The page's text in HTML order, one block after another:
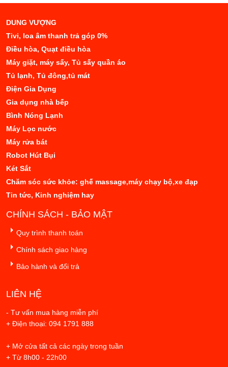
DUNG VƯỢNG
Tivi, loa âm thanh trả góp 0%
Điều hòa, Quạt điều hòa
Máy giặt, máy sấy, Tủ sấy quần áo
Tủ lạnh, Tủ đông,tủ mát
Điện Gia Dụng
Gia dụng nhà bếp
Bình Nóng Lạnh
Máy Lọc nước
Máy rửa bát
Robot Hút Bụi
Két Sắt
Chăm sóc sức khỏe: ghế massage,máy chạy bộ,xe đạp
Tin tức, Kinh nghiệm hay
CHÍNH SÁCH - BẢO MẬT
Quy trình thanh toán
Chính sách giao hàng
Bảo hành và đổi trả
LIÊN HỆ
- Tư vấn mua hàng miễn phí
+ Điện thoại: 094 1791 888
+ Mở cửa tất cả các ngày trong tuần
+ Từ 8h00 - 22h00